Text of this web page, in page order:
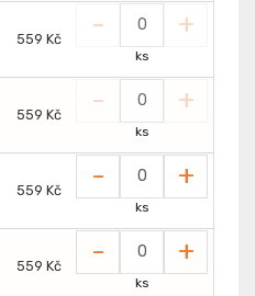
559 Kč - +
ks
559 Kč - +
ks
559 Kč - +
ks
559 Kč - +
ks